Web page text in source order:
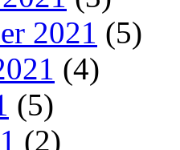
2021 (5)
(4)
(5)
(2)